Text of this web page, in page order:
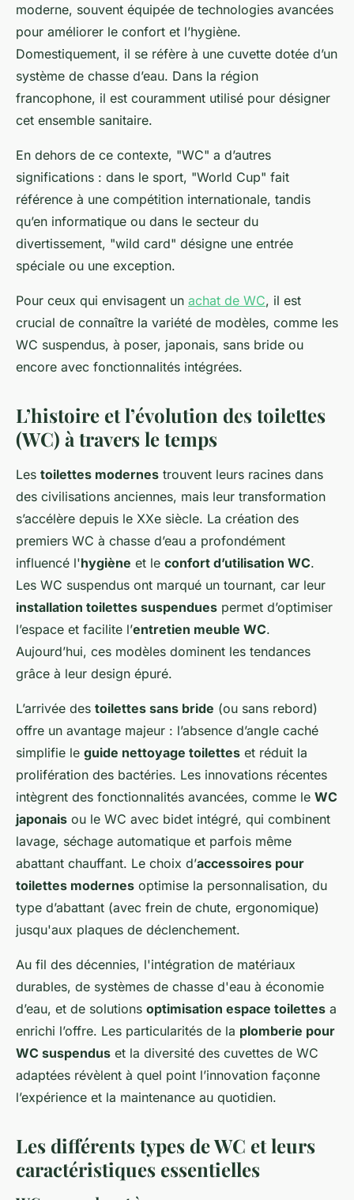
moderne, souvent équipée de technologies avancées
pour améliorer le confort et l’hygiène.
Domestiquement, il se réfère à une cuvette dotée d’un
système de chasse d’eau. Dans la région
francophone, il est couramment utilisé pour désigner
cet ensemble sanitaire.
En dehors de ce contexte, "WC" a d’autres
significations : dans le sport, "World Cup" fait
référence à une compétition internationale, tandis
qu’en informatique ou dans le secteur du
divertissement, "wild card" désigne une entrée
spéciale ou une exception.
Pour ceux qui envisagent un achat de WC, il est
crucial de connaître la variété de modèles, comme les
WC suspendus, à poser, japonais, sans bride ou
encore avec fonctionnalités intégrées.
L’histoire et l’évolution des toilettes
(WC) à travers le temps
Les toilettes modernes trouvent leurs racines dans
des civilisations anciennes, mais leur transformation
s’accélère depuis le XXe siècle. La création des
premiers WC à chasse d’eau a profondément
influencé l'hygiène et le confort d’utilisation WC.
Les WC suspendus ont marqué un tournant, car leur
installation toilettes suspendues permet d’optimiser
l’espace et facilite l’entretien meuble WC.
Aujourd’hui, ces modèles dominent les tendances
grâce à leur design épuré.
L’arrivée des toilettes sans bride (ou sans rebord)
offre un avantage majeur : l’absence d’angle caché
simplifie le guide nettoyage toilettes et réduit la
prolifération des bactéries. Les innovations récentes
intègrent des fonctionnalités avancées, comme le WC
japonais ou le WC avec bidet intégré, qui combinent
lavage, séchage automatique et parfois même
abattant chauffant. Le choix d’accessoires pour
toilettes modernes optimise la personnalisation, du
type d’abattant (avec frein de chute, ergonomique)
jusqu'aux plaques de déclenchement.
Au fil des décennies, l'intégration de matériaux
durables, de systèmes de chasse d'eau à économie
d’eau, et de solutions optimisation espace toilettes a
enrichi l’offre. Les particularités de la plomberie pour
WC suspendus et la diversité des cuvettes de WC
adaptées révèlent à quel point l’innovation façonne
l’expérience et la maintenance au quotidien.
Les différents types de WC et leurs
caractéristiques essentielles